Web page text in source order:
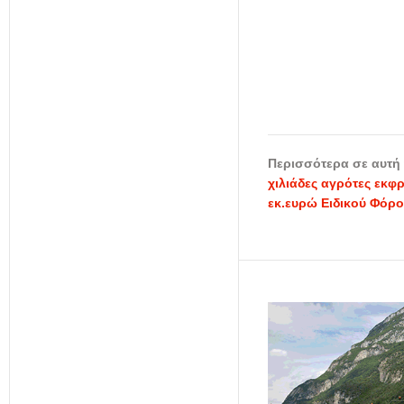
Περισσότερα σε αυτή
χιλιάδες αγρότες
εκ.ευρώ Ειδικού